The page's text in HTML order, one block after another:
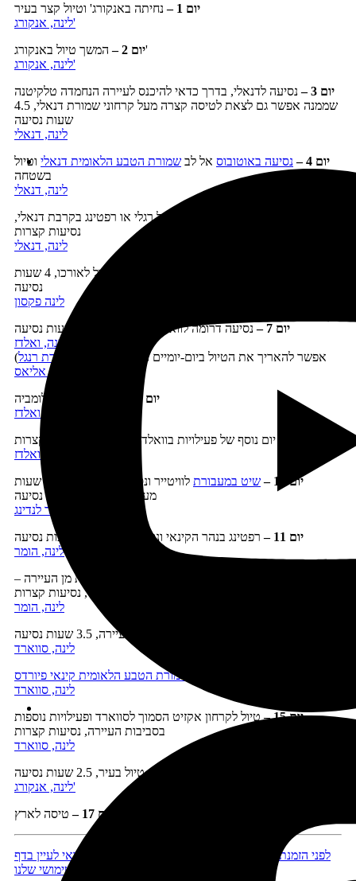
יום 1 –
נחיתה באנקורג' וטיול קצר בעיר
לינה, אנקורג'
יום 2 –המשך טיול באנקורג'
לינה, אנקורג'
יום 3 –
נסיעה לדנאלי, בדרך כדאי להיכנס לעיירה הנחמדה טלקיטנה
שממנה אפשר גם לצאת לטיסה קצרה מעל קרחוני שמורת דנאלי, 4.5
שעות נסיעה
לינה, דנאלי
יום 4 –
נסיעה באוטובוס אל לב שמורת הטבע הלאומית דנאלי וטיול
בשטחה
לינה, דנאלי
הדגמת מזחלות כלבים, טיול רגלי או רפטינג בקרבת דנאלי,
נסיעות קצרות
לינה, דנאלי
נסיעה מזרחה בכביש דנאלי הנהדר וטיול לאורכו, 4 שעות
נסיעה
לינה פקסון
יום 7 –
נסיעה דרומה לוואלדז וטיול בדרך, 3.5 שעות נסיעה
לינה, ואלדז
(אפשר להאריך את הטיול ביום-יומיים ולהוסיף ביקור
בשמורת רנגל
סיינט אליאס
יום 8 –
לקרחון הקולומביה
לינה, ואלדז
יום נוסף של פעילויות בוואלדז ובסביבתה, נסיעות קצרות
לינה, וואלדז
יום 10 –
שיט במעבורת
לוויטייר ונסיעה לקופר לנדינג, 6 שעות
מעבורת ועוד 1.5 שעות נסיעה
לינה, קופר לנדינג
יום 11 –
רפטינג בנהר הקינאי ונסיעה להומר, 2.5 שעות נסיעה
לינה, הומר
בילוי בהומר או השתתפות בפעילויות היוצאות מן העיירה –
טיסה לצפייה בדובים, טיול סוסים, שיט קיאקים ועוד, נסיעות קצרות
לינה, הומר
נסיעה לסווארד וטיול בעיירה, 3.5 שעות נסיעה
לינה, סווארד
שיט לשמורת הטבע הלאומית קינאי פיורדס
לינה, סווארד
יום 15
–טיול לקרחון אקזיט הסמוך לסווארד ופעילויות נוספות
בסביבות העיירה, נסיעות קצרות
לינה, סווארד
נסיעה לאנקורג' וחצי יום טיול בעיר, 2.5 שעות נסיעה
לינה, אנקורג'
יום 17
–טיסה לארץ
לפני הזמנת טיסות, מלונות ורכב, ולפני היציאה לדרך כדאי לעיין בדף
המידע השימושי שלנו